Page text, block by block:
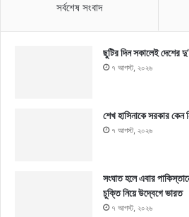
সর্বশেষ সংবাদ
ছুটির দিন সকালেই দেশের
৭ আগস্ট, ২০২৬
শেখ হাসিনাকে সরকার কেন
৭ আগস্ট, ২০২৬
সংঘাত হলে এবার
চুক্তি নিয়ে উদ্বেগে ভারত
৭ আগস্ট, ২০২৬